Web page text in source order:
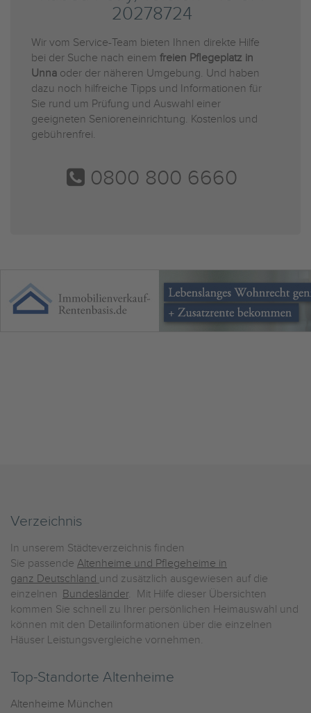
20278724
Wir vom Service-Team bieten Ihnen direkte Hilfe
bei der Suche nach einem freien Pflegeplatz in
Unna oder der näheren Umgebung. Und haben
dazu noch hilfreiche Tipps und Informationen für
Sie rund um Prüfung und Auswahl einer
geeigneten Senioreneinrichtung. Kostenlos und
gebührenfrei.
0800 800 6660
Verzeichnis
In unserem Städteverzeichnis finden
Sie passende Altenheime und Pflegeheime in
ganz Deutschland und zusätzlich ausgewiesen auf die
einzelnen Bundesländer. Mit Hilfe dieser Übersichten
kommen Sie schnell zu Ihrer persönlichen Heimauswahl und
können mit den Detailinformationen über die einzelnen
Häuser Leistungsvergleiche vornehmen.
Top-Standorte Altenheime
Altenheime München